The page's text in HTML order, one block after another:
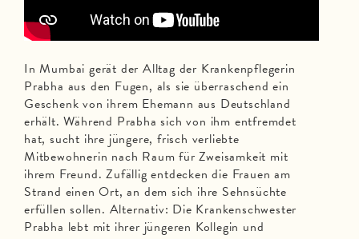
In Mumbai gerät der Alltag der Krankenpflegerin
Prabha aus den Fugen, als sie überraschend ein
Geschenk von ihrem Ehemann aus Deutschland
erhält. Während Prabha sich von ihm entfremdet
hat, sucht ihre jüngere, frisch verliebte
Mitbewohnerin nach Raum für Zweisamkeit mit
ihrem Freund. Zufällig entdecken die Frauen am
Strand einen Ort, an dem sich ihre Sehnsüchte
erfüllen sollen. Alternativ: Die Krankenschwester
Prabha lebt mit ihrer jüngeren Kollegin und